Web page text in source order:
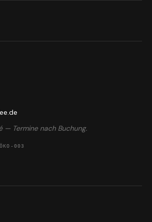
— Termine nach Buchung.
003